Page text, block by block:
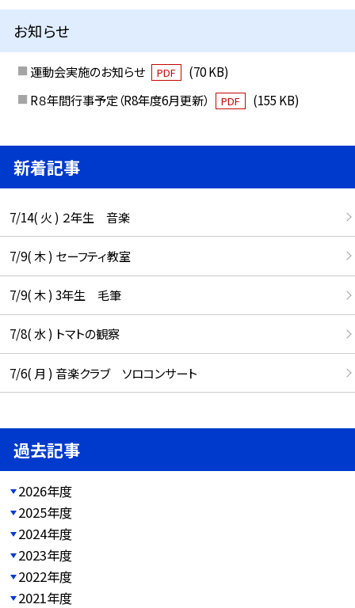
お知らせ
運動会実施のお知らせ PDF
(70 KB)
R８年間行事予定（R8年度6月更新）
PDF (155 KB)
新着記事
7/14( 火 ) ２年生 音楽
7/9( 木 ) セーフティ教室
7/9( 木 ) 3年生 毛筆
7/8( 水 ) トマトの観察
7/6( 月 ) 音楽クラブ ソロコンサート
過去記事
2026年度
2025年度
2024年度
2023年度
2022年度
2021年度